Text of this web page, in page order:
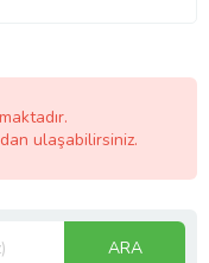
ulaşabilirsiniz.
ARA